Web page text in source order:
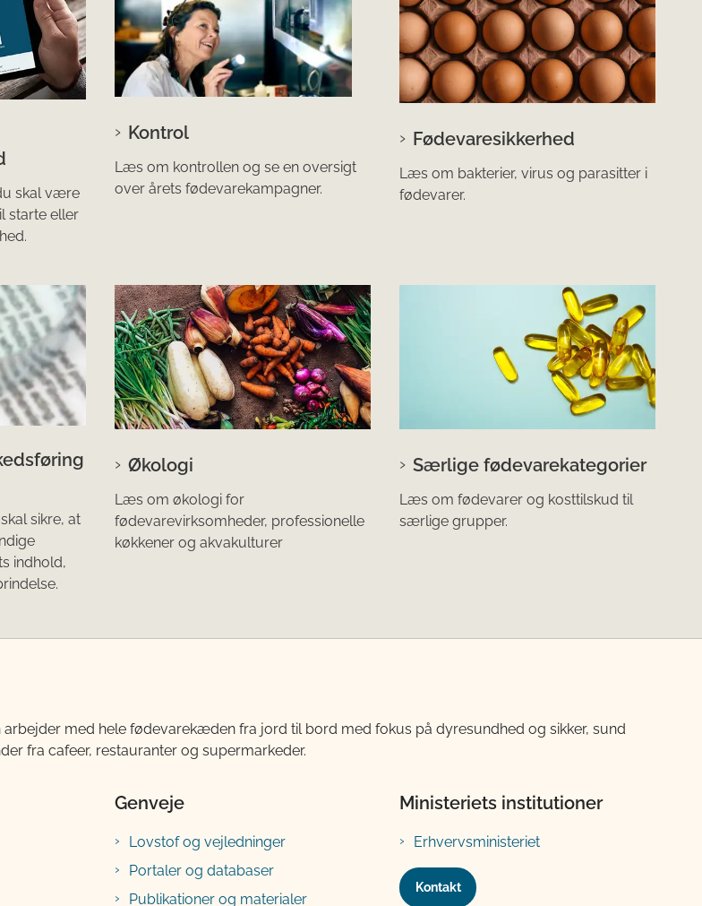
skal være
starte eller
Kontrol
Læs om kontrollen og se en oversigt
over årets fødevarekampagner.
Fødevaresikkerhed
Læs om bakterier, virus og parasitter i
fødevarer.
sikre, at
indhold,
Økologi
Læs om økologi for
fødevarevirksomheder, professionelle
køkkener og akvakulturer
Særlige fødevarekategorier
Læs om fødevarer og kosttilskud til
særlige grupper.
med hele fødevarekæden fra jord til bord med fokus på dyresundhed og sikker, sund
fra cafeer, restauranter og supermarkeder.
Genveje
Lovstof og vejledninger
Portaler og databaser
Publikationer og materialer
Ministeriets institutioner
Erhvervsministeriet
Kontakt